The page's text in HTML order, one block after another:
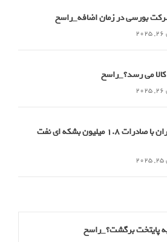
کالا می رسد؟_راسخ
رکوردشکنی تاریخی ایران با صادرات 1.8 میلیون بشکه ای نفت
پایتخت برگشت؟_راسخ